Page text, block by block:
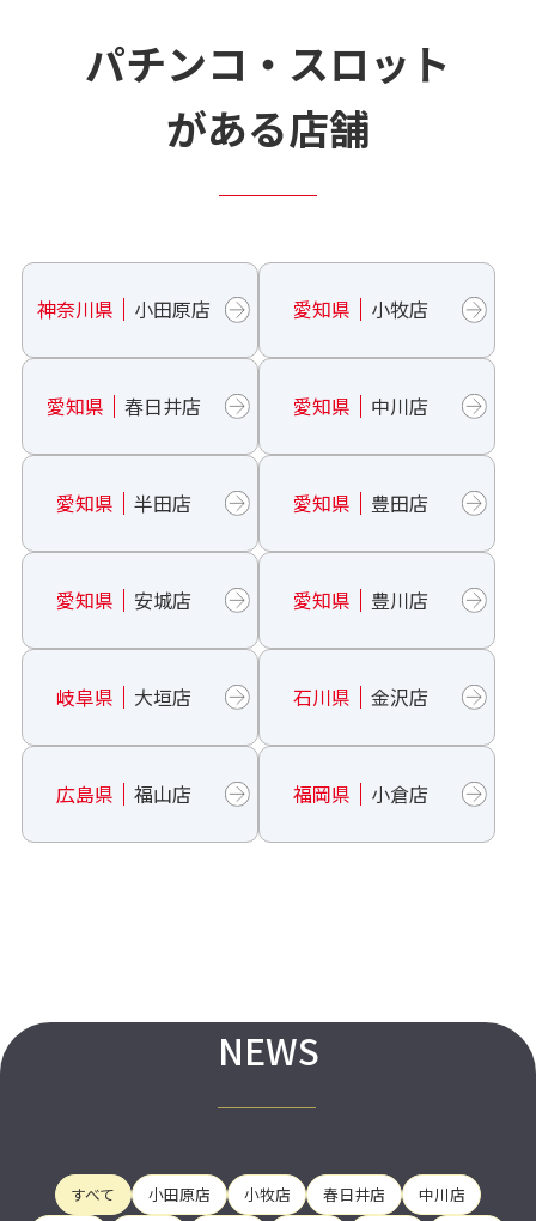
パチンコ・スロット
がある店舗
神奈川県 小田原店 愛知県 小牧店
愛知県 春日井店 愛知県 中川店
愛知県 半田店 愛知県 豊田店
愛知県 安城店 愛知県 豊川店
岐阜県 大垣店 石川県 金沢店
広島県 福山店 福岡県 小倉店
NEWS
すべて 小田原店 小牧店 春日井店
中川店